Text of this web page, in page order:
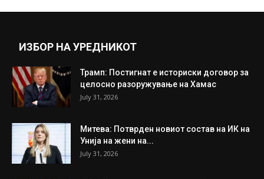
ИЗБОР НА УРЕДНИКОТ
Трамп: Постигнат е историски договор за
целосно разоружување на Хамас
July 31, 2026
Митева: Потврден новиот состав на ИК на
Унија на жени на...
July 31, 2026